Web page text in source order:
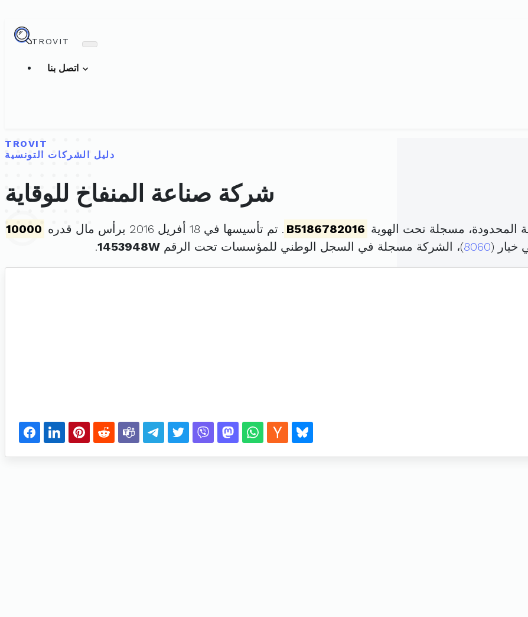
TROVIT
TROVIT
دليل الشركات التونسية
شركة صناعة المنفاخ للوقاية
المحدودة، مسجلة تحت الهوية B5186782016 . تم تأسيسها في 18 أفريل 2016 برأس مال قدره
10000
خيار (8060)، الشركة مسجلة في السجل الوطني للمؤسسات تحت الرقم 1453948W
.